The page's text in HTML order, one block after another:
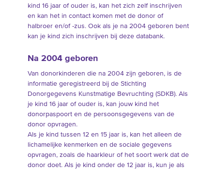
kind 16 jaar of ouder is, kan het zich zelf inschrijven
en kan het in contact komen met de donor of
halbroer en/of -zus. Ook als je na 2004 geboren bent
kan je kind zich inschrijven bij deze databank.
Na 2004 geboren
Van donorkinderen die na 2004 zijn geboren, is de
informatie geregistreerd bij de Stichting
Donorgegevens Kunstmatige Bevruchting (SDKB). Als
je kind 16 jaar of ouder is, kan jouw kind het
donorpaspoort en de persoonsgegevens van de
donor opvragen.
Als je kind tussen 12 en 15 jaar is, kan het alleen de
lichamelijke kenmerken en de sociale gegevens
opvragen, zoals de haarkleur of het soort werk dat de
donor doet. Als je kind onder de 12 jaar is, kun je als